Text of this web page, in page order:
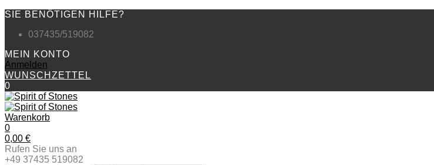
SIE BENÖTIGEN HILFE?
037435/519082
MEIN KONTO
Anmelden
WUNSCHZETTEL
0
Warenkorb
0
0,00 €
Rufen Sie uns an
+49 37435 519082